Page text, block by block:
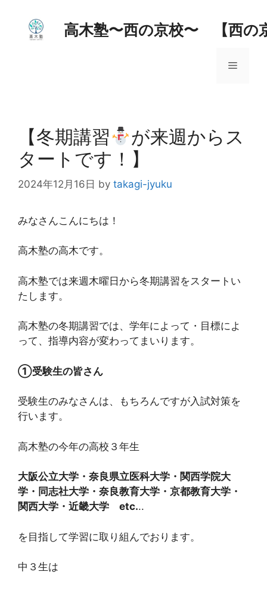
高木塾〜西の京校〜 【西の
メ
ュ
【冬期講習
が来週からス
タートです！】
2024年12月16日 by takagi-jyuku
みなさんこんにちは！
高木塾の高木です。
高木塾では来週木曜日から冬期講習をスタートい
たします。
高木塾の冬期講習では、学年によって・目標によ
って、指導内容が変わってまいります。
①受験生の皆さん
受験生のみなさんは、もちろんですが入試対策を
行います。
高木塾の今年の高校３年生
大阪公立大学・奈良県立医科大学・関西学院大
学・同志社大学・奈良教育大学・京都教育大学・
関西大学・近畿大学 etc...
を目指して学習に取り組んでおります。
中３生は